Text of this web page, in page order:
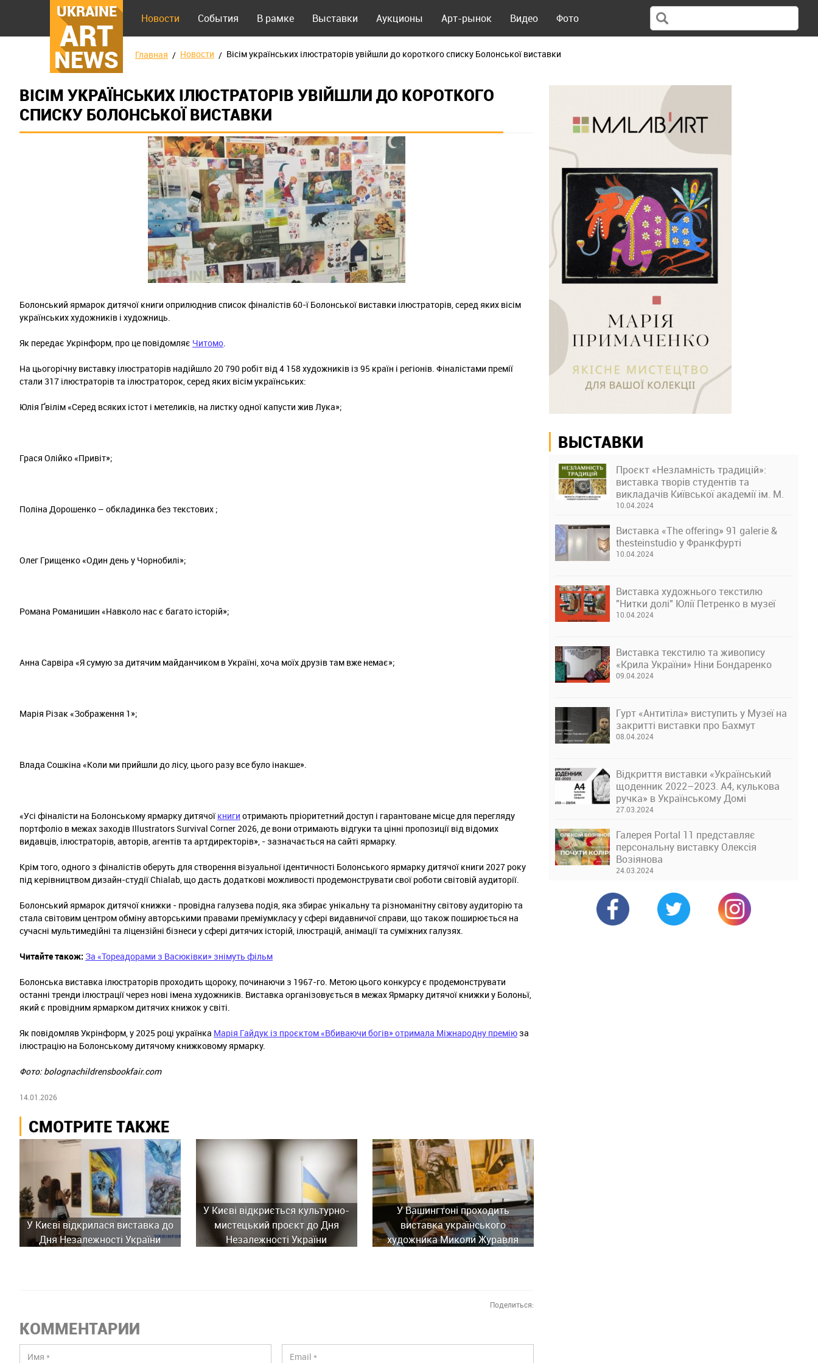
UKRAINE
ART
NEWS
Новости События В рамке Выставки Аукционы Арт-рынок Видео Фото
Главная Новости Вісім українських ілюстраторів увійшли до короткого списку Болонської виставки
ВІСІМ УКРАЇНСЬКИХ ІЛЮСТРАТОРІВ УВІЙШЛИ ДО КОРОТКОГО
СПИСКУ БОЛОНСЬКОЇ ВИСТАВКИ
Болонський ярмарок дитячої книги оприлюднив список фіналістів 60-ї Болонської виставки ілюстраторів, серед яких вісім
українських художників і художниць.
Як передає Укрінформ, про це повідомляє Читомо.
На цьогорічну виставку ілюстраторів надійшло 20 790 робіт від 4 158 художників із 95 країн і регіонів. Фіналістами премії
стали 317 ілюстраторів та ілюстраторок, серед яких вісім українських:
Юлія Ґвілім «Серед всяких істот і метеликів, на листку одної капусти жив Лука»;
Грася Олійко «Привіт»;
Поліна Дорошенко – обкладинка без текстових ;
Олег Грищенко «Один день у Чорнобилі»;
Романа Романишин «Навколо нас є багато історій»;
Анна Сарвіра «Я сумую за дитячим майданчиком в Україні, хоча моїх друзів там вже немає»;
Марія Різак «Зображення 1»;
Влада Сошкіна «Коли ми прийшли до лісу, цього разу все було інакше».
«Усі фіналісти на Болонському ярмарку дитячоїкниги отримають пріоритетний доступ і гарантоване місце для перегляду
портфоліо в межах заходів Illustrators Survival Corner 2026, де вони отримають відгуки та цінні пропозиції від відомих
видавців, ілюстраторів, авторів, агентів та артдиректорів», - зазначається на сайті ярмарку.
Крім того, одного з фіналістів оберуть для створення візуальної ідентичності Болонського ярмарку дитячої книги 2027 року
під керівництвом дизайн-студії Chialab, що дасть додаткові можливості продемонструвати свої роботи світовій аудиторії.
Болонський ярмарок дитячої книжки - провідна галузева подія, яка збирає унікальну та різноманітну світову аудиторію та
стала світовим центром обміну авторськими правами преміумкласу у сфері видавничої справи, що також поширюється на
сучасні мультимедійні та ліцензійні бізнеси у сфері дитячих історій, ілюстрацій, анімації та суміжних галузях.
Читайте також: За «Тореадорами з Васюківки» знімуть фільм
Болонська виставка ілюстраторів проходить щороку, починаючи з 1967-го. Метою цього конкурсу є продемонструвати
останні тренди ілюстрації через нові імена художників. Виставка організовується в межах Ярмарку дитячої книжки у Болоньї,
який є провідним ярмарком дитячих книжок у світі.
Як повідомляв Укрінформ, у 2025 році українка Марія Гайдук із проєктом «Вбиваючи богів» отримала Міжнародну премію за
ілюстрацію на Болонському дитячому книжковому ярмарку.
Фото: bolognachildrensbookfair.com
14.01.2026
СМОТРИТЕ ТАКЖЕ
У Києві відкрилася виставка до
Дня Незалежності України
У Києві відкриється культурно-
мистецький проєкт до Дня
Незалежності України
У Вашингтоні проходить
виставка українського
художника Миколи Журавля
Поделиться:
КОММЕНТАРИИ
ВЫСТАВКИ
Проєкт «Незламність традицій»:
виставка творів студентів та
викладачів Київської академії ім. М.
Бойчука
10.04.2024
Виставка «The offering» 91 galerie &
thesteinstudio у Франкфурті
10.04.2024
Виставка художнього текстилю
"Нитки долі" Юлії Петренко в музеї
10.04.2024
Виставка текстилю та живопису
«Крила України» Ніни Бондаренко
09.04.2024
Гурт «Антитіла» виступить у Музеї на
закритті виставки про Бахмут
08.04.2024
Відкриття виставки «Український
щоденник 2022–2023. А4, кулькова
ручка» в Українському Домі
27.03.2024
Галерея Portal 11 представляє
персональну виставку Олексія
Возіянова
24.03.2024